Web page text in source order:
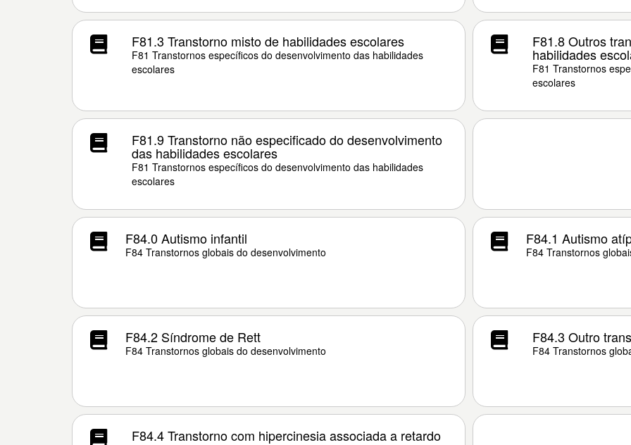
F81.3 Transtorno misto de habilidades escolares
F81 Transtornos específicos do desenvolvimento das habilidades
escolares
F81.8 Outros
habilidades
F81 Transtornos
escolares
F81.9 Transtorno não especificado do desenvolvimento
das habilidades escolares
F81 Transtornos específicos do desenvolvimento das habilidades
escolares
F84.0 Autismo infantil
F84 Transtornos globais do desenvolvimento
F84.1 Autismo
F84 Transtornos
F84.2 Síndrome de Rett
F84 Transtornos globais do desenvolvimento
F84.3 Outro
F84 Transtornos
F84.4 Transtorno com hipercinesia associada a retardo